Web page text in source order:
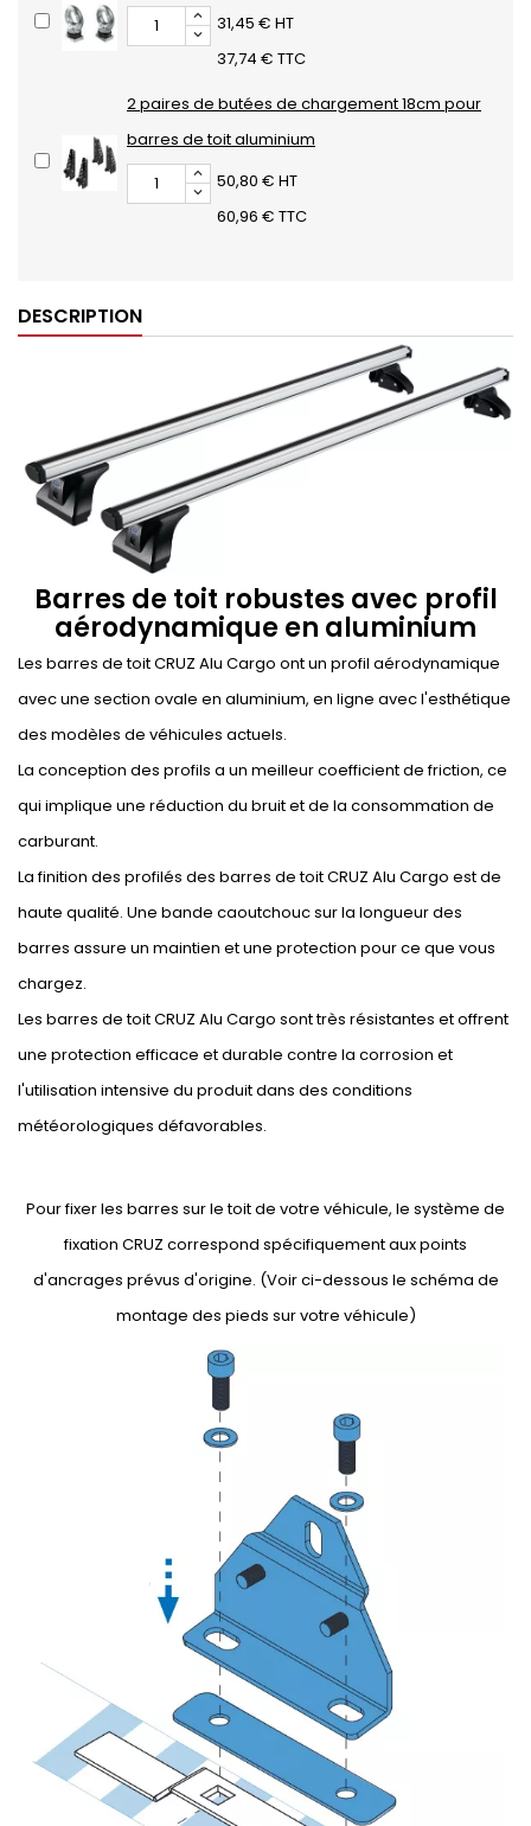
31,45 € HT
37,74 € TTC
2 paires de butées de chargement 18cm pour
barres de toit aluminium
50,80 € HT
60,96 € TTC
DESCRIPTION
Barres de toit robustes avec profil
aérodynamique en aluminium
Les barres de toit CRUZ Alu Cargo ont un profil aérodynamique
avec une section ovale en aluminium, en ligne avec l'esthétique
des modèles de véhicules actuels.
La conception des profils a un meilleur coefficient de friction, ce
qui implique une réduction du bruit et de la consommation de
carburant.
La finition des profilés des barres de toit CRUZ Alu Cargo est de
haute qualité. Une bande caoutchouc sur la longueur des
barres assure un maintien et une protection pour ce que vous
chargez.
Les barres de toit CRUZ Alu Cargo sont très résistantes et offrent
une protection efficace et durable contre la corrosion et
l'utilisation intensive du produit dans des conditions
météorologiques défavorables.
Pour fixer les barres sur le toit de votre véhicule, le système de
fixation CRUZ correspond spécifiquement aux points
d'ancrages prévus d'origine. (Voir ci-dessous le schéma de
montage des pieds sur votre véhicule)